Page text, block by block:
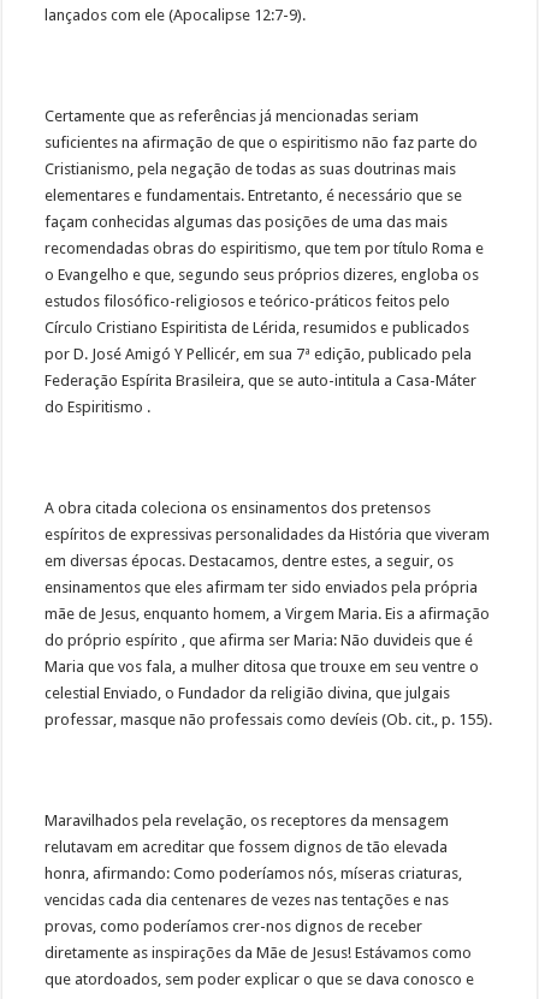
lançados com ele (Apocalipse 12:7-9).
Certamente que as referências já mencionadas seriam
suficientes na afirmação de que o espiritismo não faz parte do
Cristianismo, pela negação de todas as suas doutrinas mais
elementares e fundamentais. Entretanto, é necessário que se
façam conhecidas algumas das posições de uma das mais
recomendadas obras do espiritismo, que tem por título Roma e
o Evangelho e que, segundo seus próprios dizeres, engloba os
estudos filosófico-religiosos e teórico-práticos feitos pelo
Círculo Cristiano Espiritista de Lérida, resumidos e publicados
por D. José Amigó Y Pellicér, em sua 7ª edição, publicado pela
Federação Espírita Brasileira, que se auto-intitula a Casa-Máter
do Espiritismo .
A obra citada coleciona os ensinamentos dos pretensos
espíritos de expressivas personalidades da História que viveram
em diversas épocas. Destacamos, dentre estes, a seguir, os
ensinamentos que eles afirmam ter sido enviados pela própria
mãe de Jesus, enquanto homem, a Virgem Maria. Eis a afirmação
do próprio espírito , que afirma ser Maria: Não duvideis que é
Maria que vos fala, a mulher ditosa que trouxe em seu ventre o
celestial Enviado, o Fundador da religião divina, que julgais
professar, masque não professais como devíeis (Ob. cit., p. 155).
Maravilhados pela revelação, os receptores da mensagem
relutavam em acreditar que fossem dignos de tão elevada
honra, afirmando: Como poderíamos nós, míseras criaturas,
vencidas cada dia centenares de vezes nas tentações e nas
provas, como poderíamos crer-nos dignos de receber
diretamente as inspirações da Mãe de Jesus! Estávamos como
que atordoados, sem poder explicar o que se dava conosco e